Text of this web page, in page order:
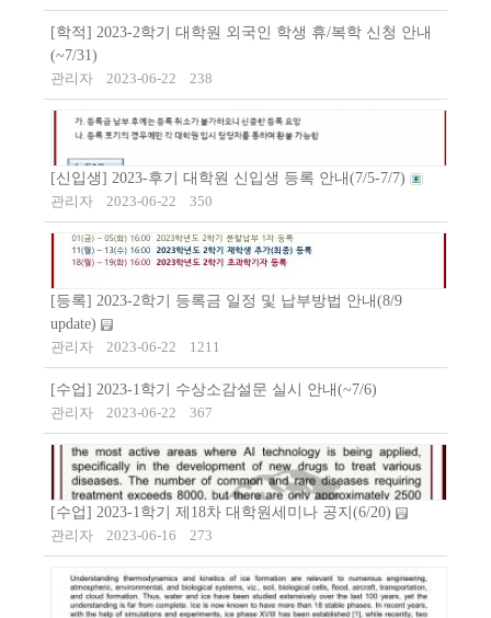
[학적] 2023-2학기 대학원 외국인 학생 휴/복학 신청 안내
(~7/31)
관리자
2023-06-22 238
[신입생] 2023-후기 대학원 신입생 등록 안내(7/5-7/7)
관리자
2023-06-22 350
[등록] 2023-2학기 등록금 일정 및 납부방법 안내(8/9
update)
관리자
2023-06-22 1211
[수업] 2023-1학기 수상소감설문 실시 안내(~7/6)
관리자
2023-06-22 367
[수업] 2023-1학기 제18차 대학원세미나 공지(6/20)
관리자
2023-06-16 273